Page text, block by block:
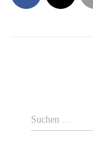
S
u
Suchen …